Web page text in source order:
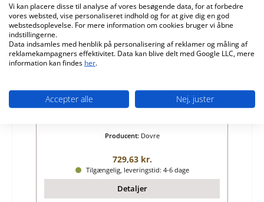
Producent: Dovre
Almindelig pris:
729,63 kr.
Tilgængelig, leveringstid: 4-6 dage
Detaljer
Vi kan placere disse til analyse af vores besøgende data, for at forbedre
vores websted, vise personaliseret indhold og for at give dig en god
webstedsoplevelse. For mere information om cookies bruger vi åbne
indstillingerne.
Data indsamles med henblik på personalisering af reklamer og måling af
reklamekampagners effektivitet. Data kan blive delt med Google LLC, mere
information kan findes her.
Accepter alle Nej, juster